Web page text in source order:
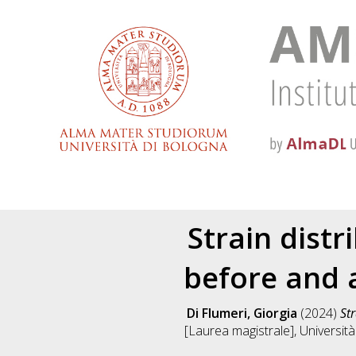
Strain
before and
Di Flumeri, Giorgia (2024)
[Laurea magistrale],